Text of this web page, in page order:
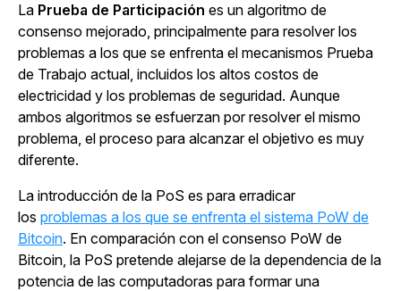
La Prueba de Participación es un algoritmo de
consenso mejorado, principalmente para resolver los
problemas a los que se enfrenta el mecanismos Prueba
de Trabajo actual, incluidos los altos costos de
electricidad y los problemas de seguridad. Aunque
ambos algoritmos se esfuerzan por resolver el mismo
problema, el proceso para alcanzar el objetivo es muy
diferente.
La introducción de la PoS es para erradicar
los problemas a los que se enfrenta el sistema PoW de
Bitcoin. En comparación con el consenso PoW de
Bitcoin, la PoS pretende alejarse de la dependencia de la
potencia de las computadoras para formar una